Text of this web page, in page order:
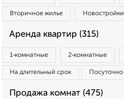
Вторичное жилье Новостройки
Аренда квартир (315)
1‑комнатные 2‑комнатные
На длительный срок Посуточно
Продажа комнат (475)